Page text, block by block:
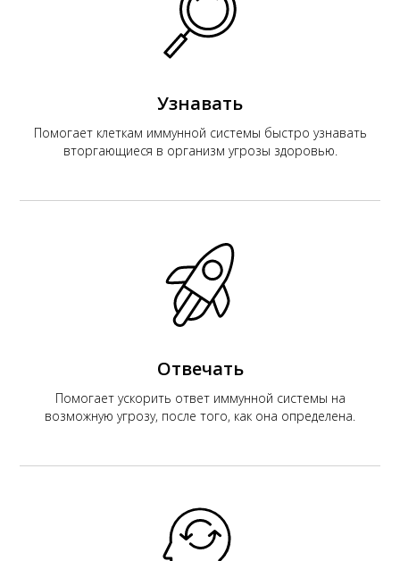
Узнавать
Помогает клеткам иммунной системы быстро узнавать
вторгающиеся в организм угрозы здоровью.
Отвечать
Помогает ускорить ответ иммунной системы на
возможную угрозу, после того, как она определена.